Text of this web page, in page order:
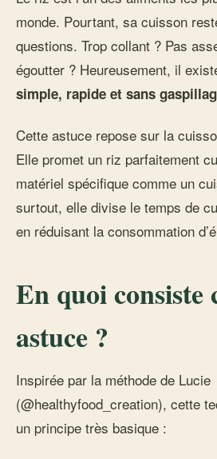
monde. Pourtant, sa cuisson
questions. Trop collant ? Pas
égoutter ? Heureusement, il
simple, rapide et sans
Cette astuce repose sur la
Elle promet un riz parfaitement
matériel spécifique comme un
surtout, elle divise le temps de
en réduisant la consommation
En quoi consiste
astuce ?
Inspirée par la méthode de Lucie
(@healthyfood_creation), cette
un principe très basique :